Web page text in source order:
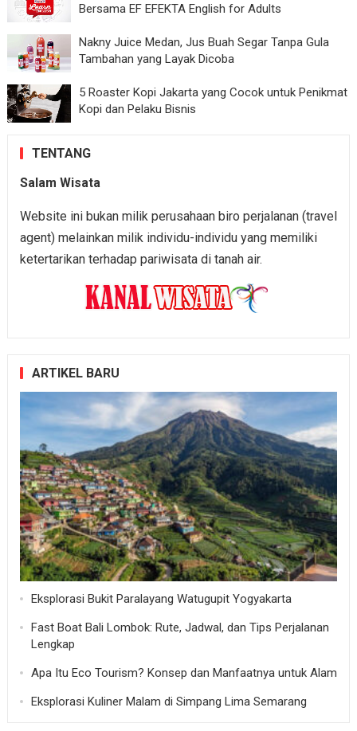
Bersama EF EFEKTA English for Adults
Nakny Juice Medan, Jus Buah Segar Tanpa Gula
Tambahan yang Layak Dicoba
5 Roaster Kopi Jakarta yang Cocok untuk Penikmat
Kopi dan Pelaku Bisnis
TENTANG
Salam Wisata
Website ini bukan milik perusahaan biro perjalanan (travel
agent) melainkan milik individu-individu yang memiliki
ketertarikan terhadap pariwisata di tanah air.
ARTIKEL BARU
Eksplorasi Bukit Paralayang Watugupit Yogyakarta
Fast Boat Bali Lombok: Rute, Jadwal, dan Tips Perjalanan
Lengkap
Apa Itu Eco Tourism? Konsep dan Manfaatnya untuk Alam
Eksplorasi Kuliner Malam di Simpang Lima Semarang